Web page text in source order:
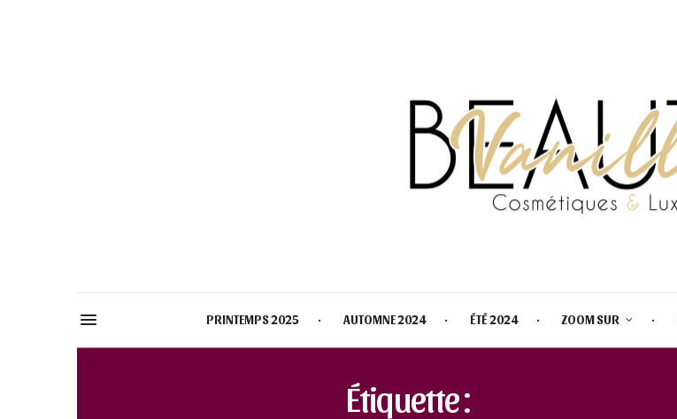
PRINTEMPS 2025 AUTOMNE 2024 ÉTÉ 2024 ZOOM SUR
Étiquette :